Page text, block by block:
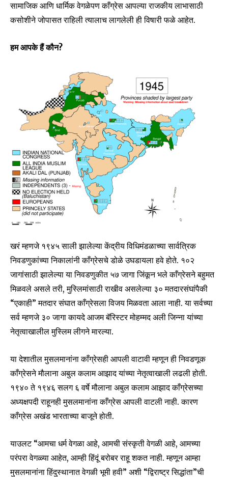
सामाजिक आणि धार्मिक वेगळेपण काँग्रेस आपल्या राजकीय लाभासाठी
कसोशीने जोपासत राहिली त्यालाच लागलेली ही विषारी फळे आहेत.
हम आपके हैं कौन?
खरं म्हणजे १९४५ साली झालेल्या केंद्रीय विधिमंडळाच्या सार्वत्रिक
निवडणुकांच्या निकालांनी काँग्रेसचे डोळे उघडायला हवे होते. १०२
जागांसाठी झालेल्या या निवडणुकीत ५७ जागा जिंकून भले काँग्रेसने बहुमत
मिळवले असले तरी, मुस्लिमांसाठी राखीव असलेल्या ३० मतदारसंघांपैकी
“एकाही” मतदार संघात काँग्रेसला विजय मिळवता आला नाही. या सर्वच्या
सर्व म्हणजे ३० जागा कायदे आजम बॅरिस्टर मोहम्मद अली जिन्ना यांच्या
नेतृत्वाखालील मुस्लिम लीगने मारल्या.
या देशातील मुसलमानांना काँग्रेसही आपली वाटावी म्हणून ही निवडणूक
काँग्रेसने मौलाना अबुल कलाम आझाद यांच्या नेतृत्वाखाली लढली होती.
१९४० ते १९४६ सलग ६ वर्षे मौलाना अबुल कलाम आझाद काँग्रेसच्या
अध्यक्षपदी राहूनही मुसलमानांना काँग्रेस आपली वाटली नाही. कारण
काँग्रेस अखंड भारताच्या बाजूने होती.
याउलट “आमचा धर्म वेगळा आहे, आमची संस्कृती वेगळी आहे, आमच्या
परंपरा वेगळ्या आहेत, आम्ही हिंदूं बरोबर राहू शकत नाही. म्हणून आम्हा
मुसलमानांना हिंदुस्थानात वेगळी भूमी हवी” अशी “द्विराष्ट्र सिद्धांता”ची